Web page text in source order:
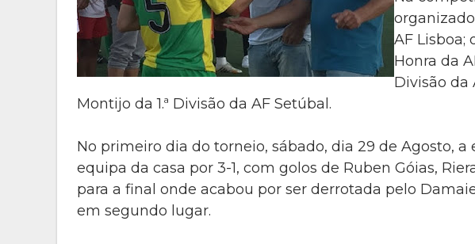
AF Lisboa;
Honra da
Divisão da
Montijo da 1.ª Divisão da AF Setúbal.
No primeiro dia do torneio, sábado, dia 29 de Agosto,
equipa da casa por 3-1, com golos de Ruben Góias,
para a final onde acabou por ser derrotada pelo
em segundo lugar.